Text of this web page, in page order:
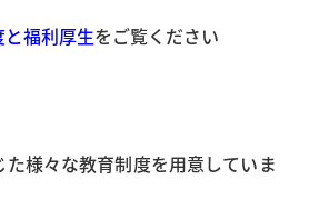
福利厚生をご覧ください
様々な教育制度を用意していま